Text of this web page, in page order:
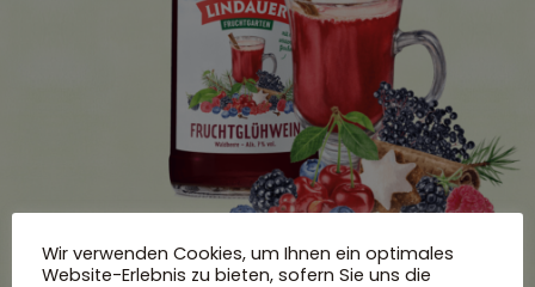
Wir verwenden Cookies, um Ihnen ein optimales
Website-Erlebnis zu bieten, sofern Sie uns die